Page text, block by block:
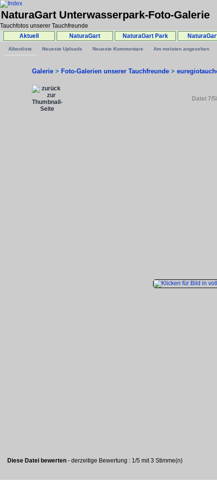
NaturaGart Unterwasserpark-Foto-Galerie
Tauchfotos unserer Tauchfreunde
Aktuell
NaturaGart NaturaGart Park
Albenliste Neueste Uploads Neueste Kommentare Am meisten angesehen
Galerie > Foto-Galerien unserer Tauchfreunde >
Datei 7/
Diese Datei bewerten - derzeitige Bewertung : 1/5 mit 3 Stimme(n)